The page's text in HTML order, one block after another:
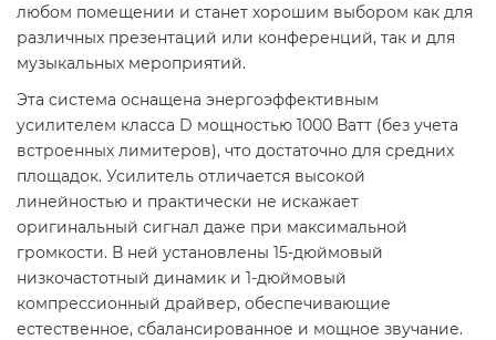
любом помещении и станет хорошим выбором как для
различных презентаций или конференций, так и для
музыкальных мероприятий.
Эта система оснащена энергоэффективным
усилителем класса D мощностью 1000 Ватт (без учета
встроенных лимитеров), что достаточно для средних
площадок. Усилитель отличается высокой
линейностью и практически не искажает
оригинальный сигнал даже при максимальной
громкости. В ней установлены 15-дюймовый
низкочастотный динамик и 1-дюймовый
компрессионный драйвер, обеспечивающие
естественное, сбалансированное и мощное звучание.